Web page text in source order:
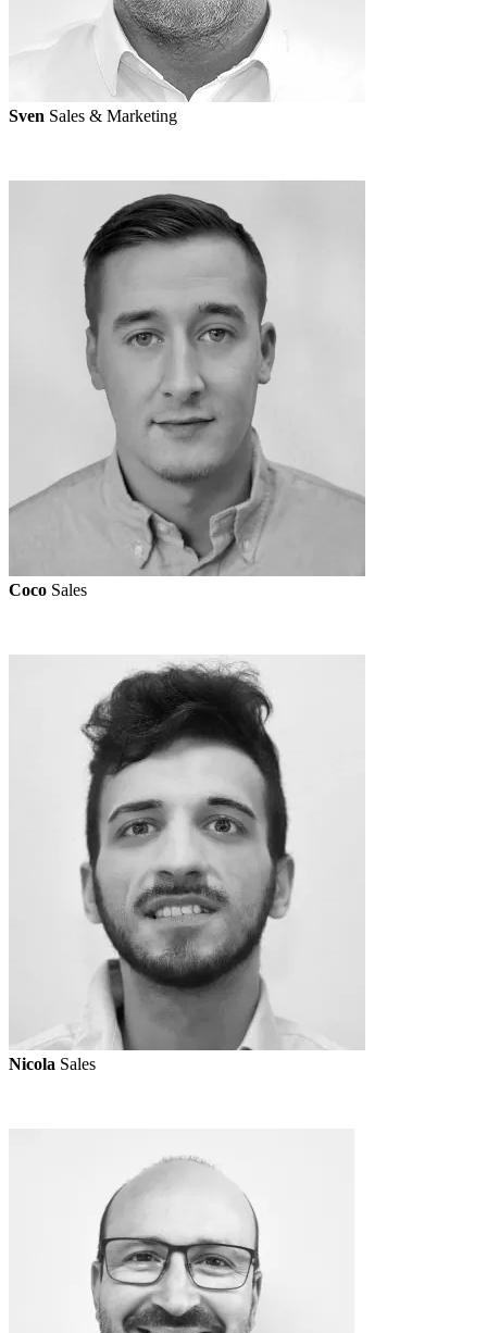
Sven Sales & Marketing
Coco Sales
Nicola Sales